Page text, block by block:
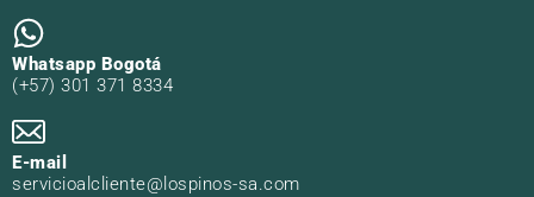
Whatsapp Bogotá
(+57) 301 371 8334
E-mail
servicioalcliente@lospinos-sa.com